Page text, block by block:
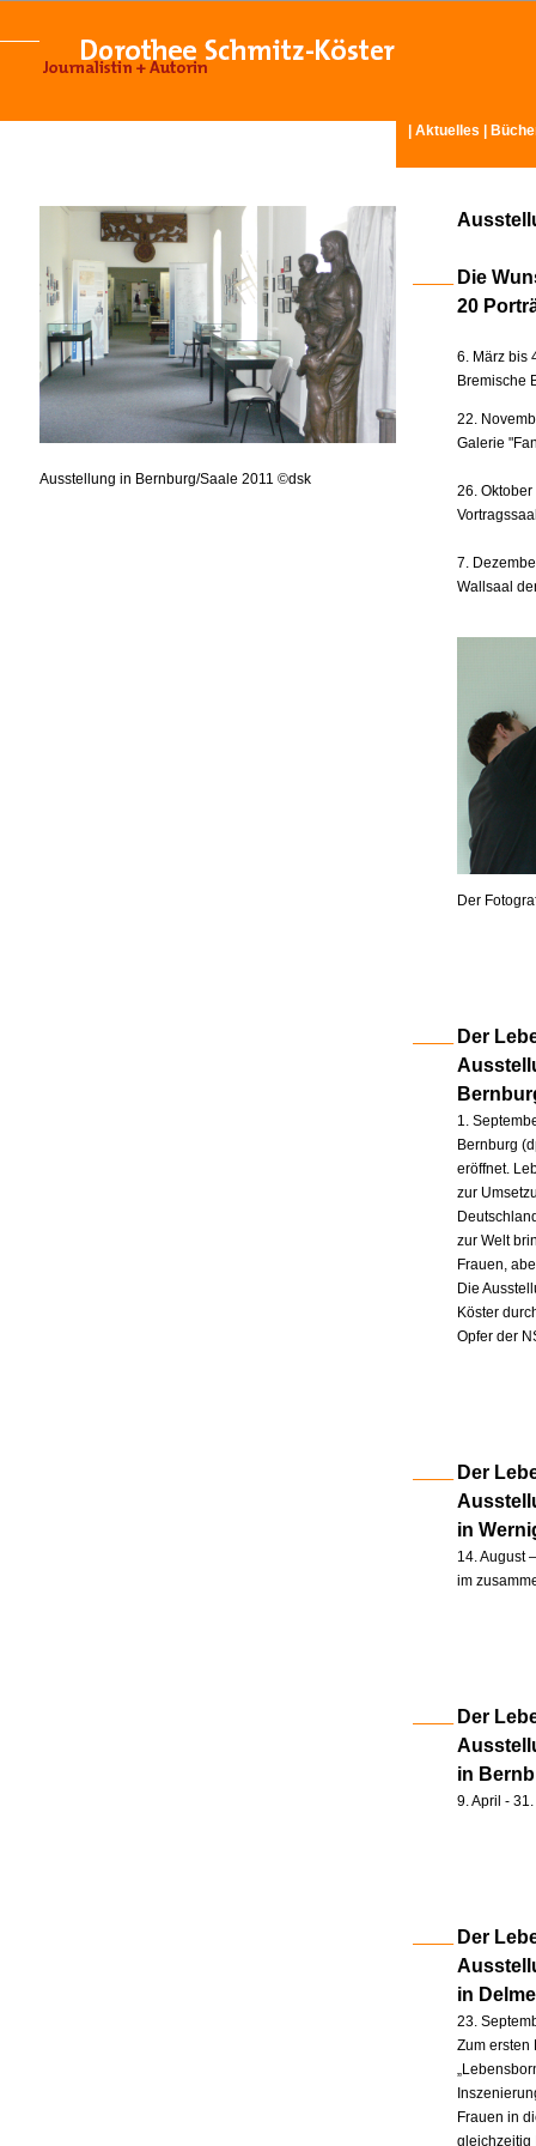
Aktuelles
Ausstellung in Bernburg/Saale 2011 ©dsk
Die
20
6. März bis
Bremische
22.
Galerie
26.
7.
Wallsaal
Der
Der
1.
Bernburg
eröffnet.
zur
zur Welt
Frauen,
Die
Köster
Opfer der
Der
in
14. August
im
Der
in
9. April -
Der
in
23.
Zum ersten
Frauen in
gleichzeitig